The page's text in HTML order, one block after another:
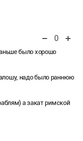
0
было хорошо
надо было раннюю
а закат римской